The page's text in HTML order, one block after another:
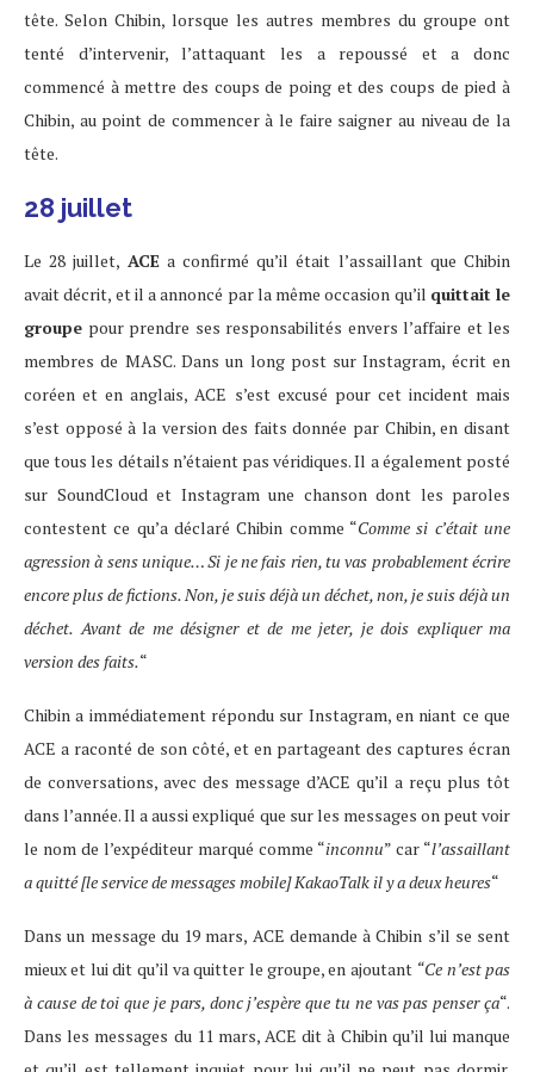
tête. Selon Chibin, lorsque les autres membres du groupe ont
tenté d’intervenir, l’attaquant les a repoussé et a donc
commencé à mettre des coups de poing et des coups de pied à
Chibin, au point de commencer à le faire saigner au niveau de la
tête.
28 juillet
Le 28 juillet, ACEa confirmé qu’il était l’assaillant que Chibin
avait décrit, et il a annoncé par la même occasion qu’il quittait le
groupe pour prendre ses responsabilités envers l’affaire et les
membres de MASC. Dans un long post sur Instagram, écrit en
coréen et en anglais, ACE s’est excusé pour cet incident mais
s’est opposé à la version des faits donnée par Chibin, en disant
que tous les détails n’étaient pas véridiques. Il a également posté
sur SoundCloud et Instagram une chanson dont les paroles
contestent ce qu’a déclaré Chibin comme “Comme si c’était une
agression à sens unique… Si je ne fais rien, tu vas probablement écrire
encore plus de fictions. Non, je suis déjà un déchet, non, je suis déjà un
déchet. Avant de me désigner et de me jeter, je dois expliquer ma
version des faits.“
Chibin a immédiatement répondu sur Instagram, en niant ce que
ACE a raconté de son côté, et en partageant des captures écran
de conversations, avec des message d’ACE qu’il a reçu plus tôt
dans l’année. Il a aussi expliqué que sur les messages on peut voir
le nom de l’expéditeur marqué comme “inconnu” car “l’assaillant
a quitté [le service de messages mobile] KakaoTalk il y a deux heures“
Dans un message du 19 mars, ACE demande à Chibin s’il se sent
mieux et lui dit qu’il va quitter le groupe, en ajoutant “Ce n’est pas
à cause de toi que je pars, donc j’espère que tu ne vas pas penser ça“.
Dans les messages du 11 mars, ACE dit à Chibin qu’il lui manque